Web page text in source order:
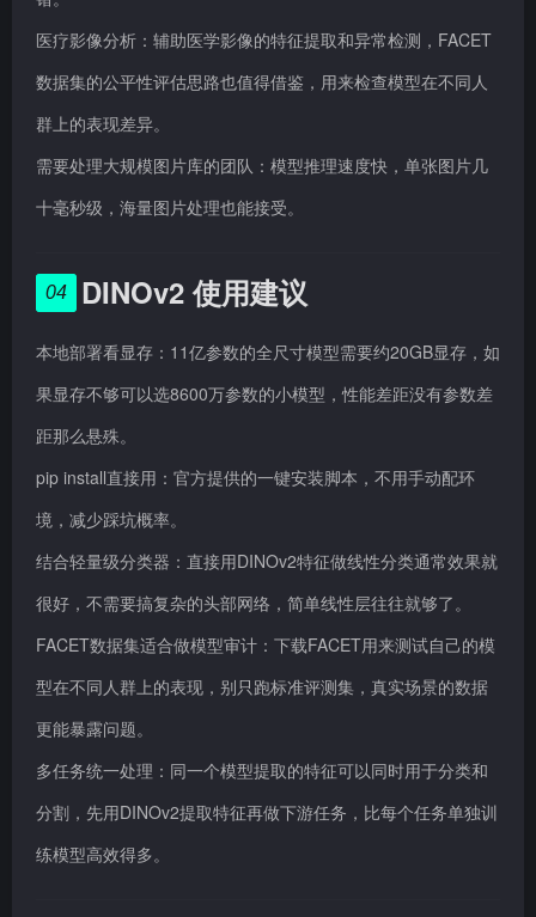
医疗影像分析：辅助医学影像的特征提取和异常检测，FACET
数据集的公平性评估思路也值得借鉴，用来检查模型在不同人
群上的表现差异。
需要处理大规模图片库的团队：模型推理速度快，单张图片几
十毫秒级，海量图片处理也能接受。
04 DINOv2 使用建议
本地部署看显存：11亿参数的全尺寸模型需要约20GB显存，如
果显存不够可以选8600万参数的小模型，性能差距没有参数差
距那么悬殊。
pip install直接用：官方提供的一键安装脚本，不用手动配环
境，减少踩坑概率。
结合轻量级分类器：直接用DINOv2特征做线性分类通常效果就
很好，不需要搞复杂的头部网络，简单线性层往往就够了。
FACET数据集适合做模型审计：下载FACET用来测试自己的模
型在不同人群上的表现，别只跑标准评测集，真实场景的数据
更能暴露问题。
多任务统一处理：同一个模型提取的特征可以同时用于分类和
分割，先用DINOv2提取特征再做下游任务，比每个任务单独训
练模型高效得多。